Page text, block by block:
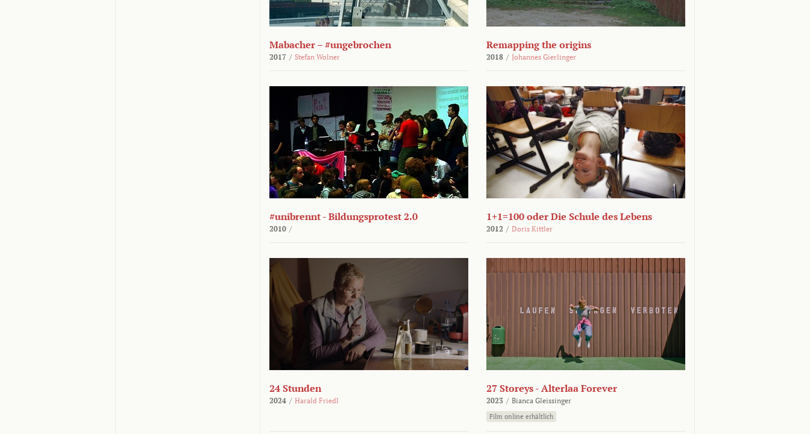
Mabacher – #ungebrochen
2017 / Stefan Wolner
Remapping the origins
2018 / Johannes Gierlinger
#unibrennt - Bildungsprotest 2.0
2010 /
1+1=100 oder Die Schule des Lebens
2012 / Doris Kittler
24 Stunden
2024 / Harald Friedl
27 Storeys - Alterlaa Forever
2023 / Bianca Gleissinger
Film online erhältlich